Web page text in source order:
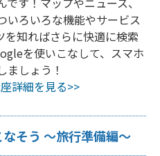
いろいろな機能やサービス
を知ればさらに快適に検索
を使いこなして、スマホ
ましょう！
詳細を見る>>
そう ～旅行準備編～